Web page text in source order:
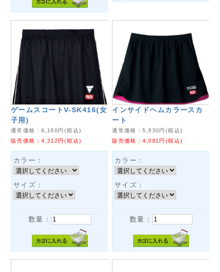
ゲームスコートV-SK416(女
子用)
通常価格：6,160円(税込)
販売価格：4,312円(税込)
カラー：
サイズ：
数量：
インサイドヘムカラースカ
ート
通常価格：5,830円(税込)
販売価格：4,081 円(税込)
カラー：
サイズ：
数量：